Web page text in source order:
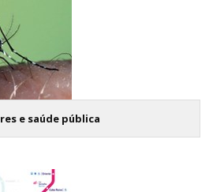
e saúde pública